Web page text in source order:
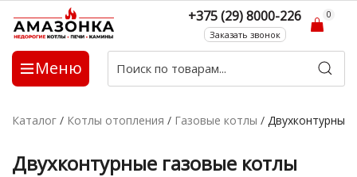
Меню
+375 (29) 8000-226
Заказать звонок
0
Каталог / Котлы отопления / Газовые котлы / Двухконтурные
Двухконтурные газовые котлы